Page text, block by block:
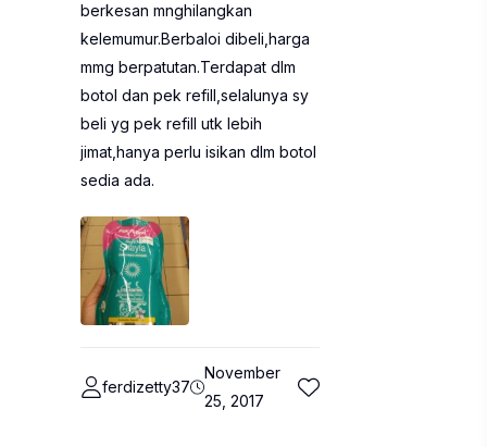
berkesan mnghilangkan
kelemumur.Berbaloi dibeli,harga
mmg berpatutan.Terdapat dlm
botol dan pek refill,selalunya sy
beli yg pek refill utk lebih
jimat,hanya perlu isikan dlm botol
sedia ada.
ferdizetty37
November
25, 2017